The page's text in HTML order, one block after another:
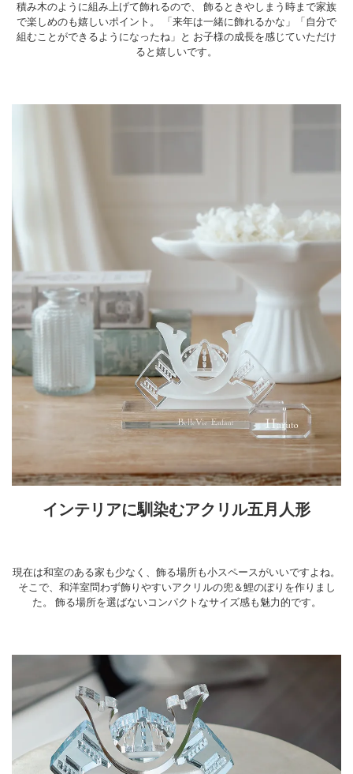
積み木のように組み上げて飾れるので、
飾るときやしまう時まで家族
で楽しめのも嬉しいポイント。
「来年は一緒に飾れるかな」「自分で
組むことができるようになったね」と お子様の成長を感じていただけ
ると嬉しいです。
インテリアに馴染むアクリル五月人形
現在は和室のある家も少なく、飾る場所も小スペースがいいですよね。
そこで、和洋室問わず飾りやすいアクリルの兜＆鯉のぼりを作りまし
た。
飾る場所を選ばないコンパクトなサイズ感も魅力的です。